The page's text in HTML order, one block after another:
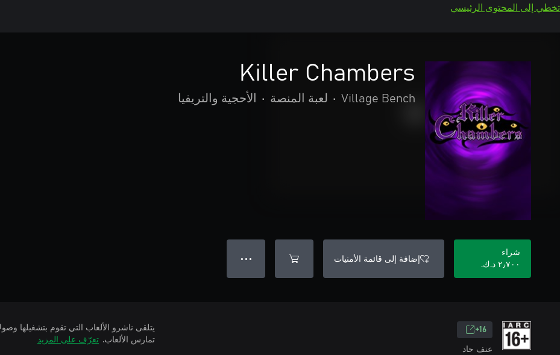
تخطي إلى المحتوى الرئيسي
Killer Chambers
Village Bench
• لعبة المنصة • الأحجية والتريفيا
شراء
٢٫٧٠٠ د.ك.‏
إضافة إلى قائمة الأمنيات ● ● ●
16+
عنف حاد
تمارس الألعاب. تعرّف على المزيد